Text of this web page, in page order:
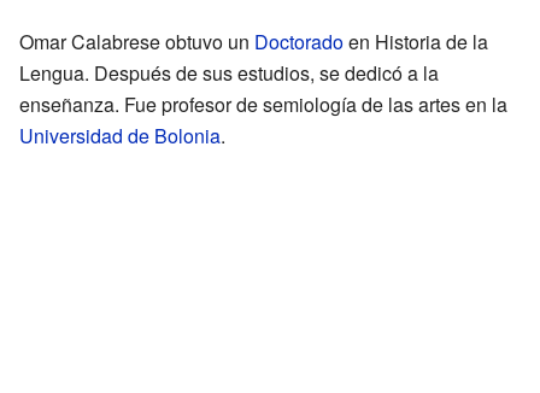
Omar Calabrese obtuvo un Doctoradoen Historia de la
Lengua. Después de sus estudios, se dedicó a la
enseñanza. Fue profesor de semiología de las artes en la
Universidad de Bolonia.